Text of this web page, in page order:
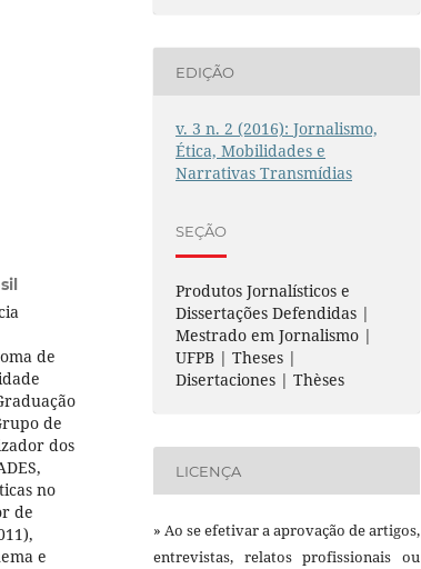
de
de
dos
no
de
e
EDIÇÃO
v. 3 n. 2 (2016): Jornalismo,
Ética, Mobilidades e
Narrativas Transmídias
SEÇÃO
Produtos Jornalísticos e
Dissertações Defendidas |
Mestrado em Jornalismo |
UFPB | Theses |
Disertaciones | Thèses
LICENÇA
» Ao se efetivar a aprovação de artigos,
entrevistas, relatos profissionais ou